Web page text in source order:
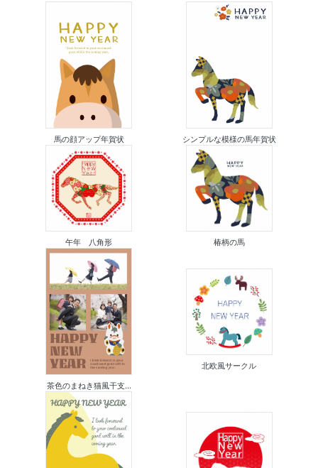
馬の顔アップ年賀状 シンプルな模様の馬年賀状
午年 八角形 椿柄の馬
茶色のまねき猫風干支...
北欧風サークル